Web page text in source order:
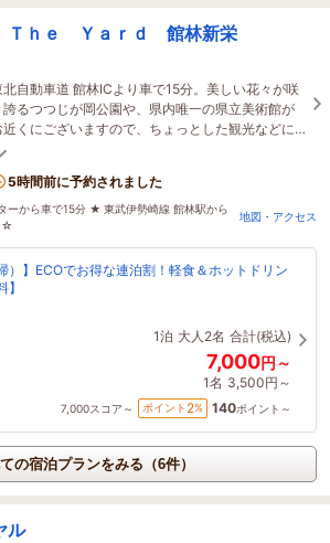
ｈｅ Ｙａｒｄ 館林新栄
北自動車道 館林ICより車で15分。美しい花々が咲
誇るつつじが岡公園や、県内唯一の県立美術館が
近くにございますので、ちょっとした観光などに
ご活用ください。
5時間前に予約されました
ーから車で15分 ★ 東武伊勢崎線 館林駅から
☆
地図・アクセス
）】ECOでお得な連泊割！軽食＆ホットドリン
1泊 大人2名 合計(税込)
7,000円～
1名 3,500円～
7,000スコア～ ポイント 2% 140ポイント～
の宿泊プランをみる（6件）
ル